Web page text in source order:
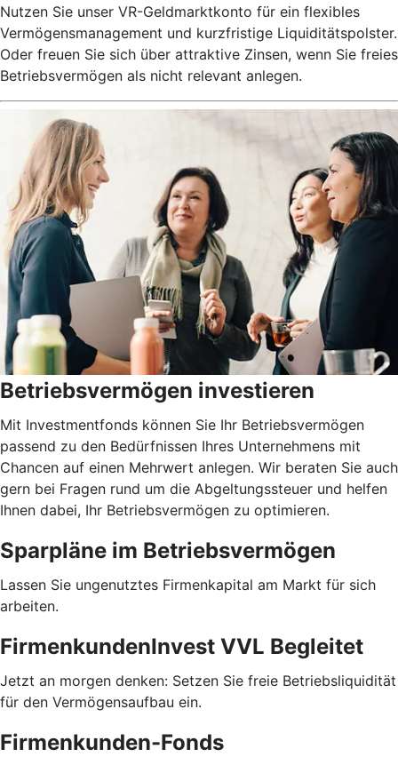
Nutzen Sie unser VR-Geldmarktkonto für ein flexibles
Vermögensmanagement und kurzfristige Liquiditätspolster.
Oder freuen Sie sich über attraktive Zinsen, wenn Sie freies
Betriebsvermögen als nicht relevant anlegen.
Betriebsvermögen investieren
Mit Investmentfonds können Sie Ihr Betriebsvermögen
passend zu den Bedürfnissen Ihres Unternehmens mit
Chancen auf einen Mehrwert anlegen. Wir beraten Sie auch
gern bei Fragen rund um die Abgeltungssteuer und helfen
Ihnen dabei, Ihr Betriebsvermögen zu optimieren.
Sparpläne im Betriebsvermögen
Lassen Sie ungenutztes Firmenkapital am Markt für sich
arbeiten.
FirmenkundenInvest VVL Begleitet
Jetzt an morgen denken: Setzen Sie freie Betriebsliquidität
für den Vermögensaufbau ein.
Firmenkunden-Fonds